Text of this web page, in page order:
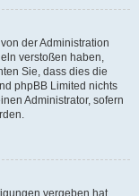
der Administration
verstoßen haben,
Sie, dass dies die
phpBB Limited nichts
Administrator, sofern
vergeben hat,